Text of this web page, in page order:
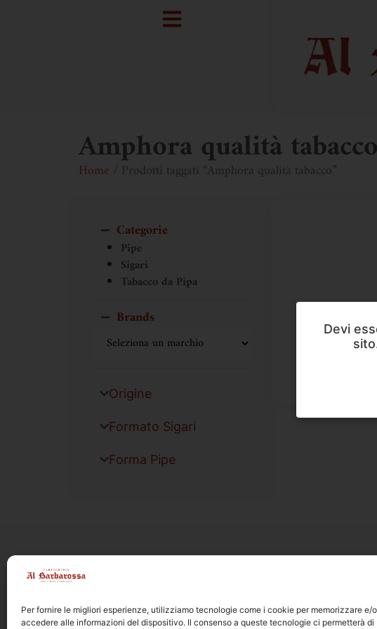
Per fornire le migliori esperienze, utilizziamo tecnologie come i cookie per memorizzare e/o
accedere alle informazioni del dispositivo. Il consenso a queste tecnologie ci permetterà di
Amphora qualità tabacco
Home / Prodotti taggati “Amphora qualità tabacco”
Categorie
Pipe
Sigari
Tabacco da Pipa
Brands
Origine
Formato Sigari
Forma Pipe
Devi